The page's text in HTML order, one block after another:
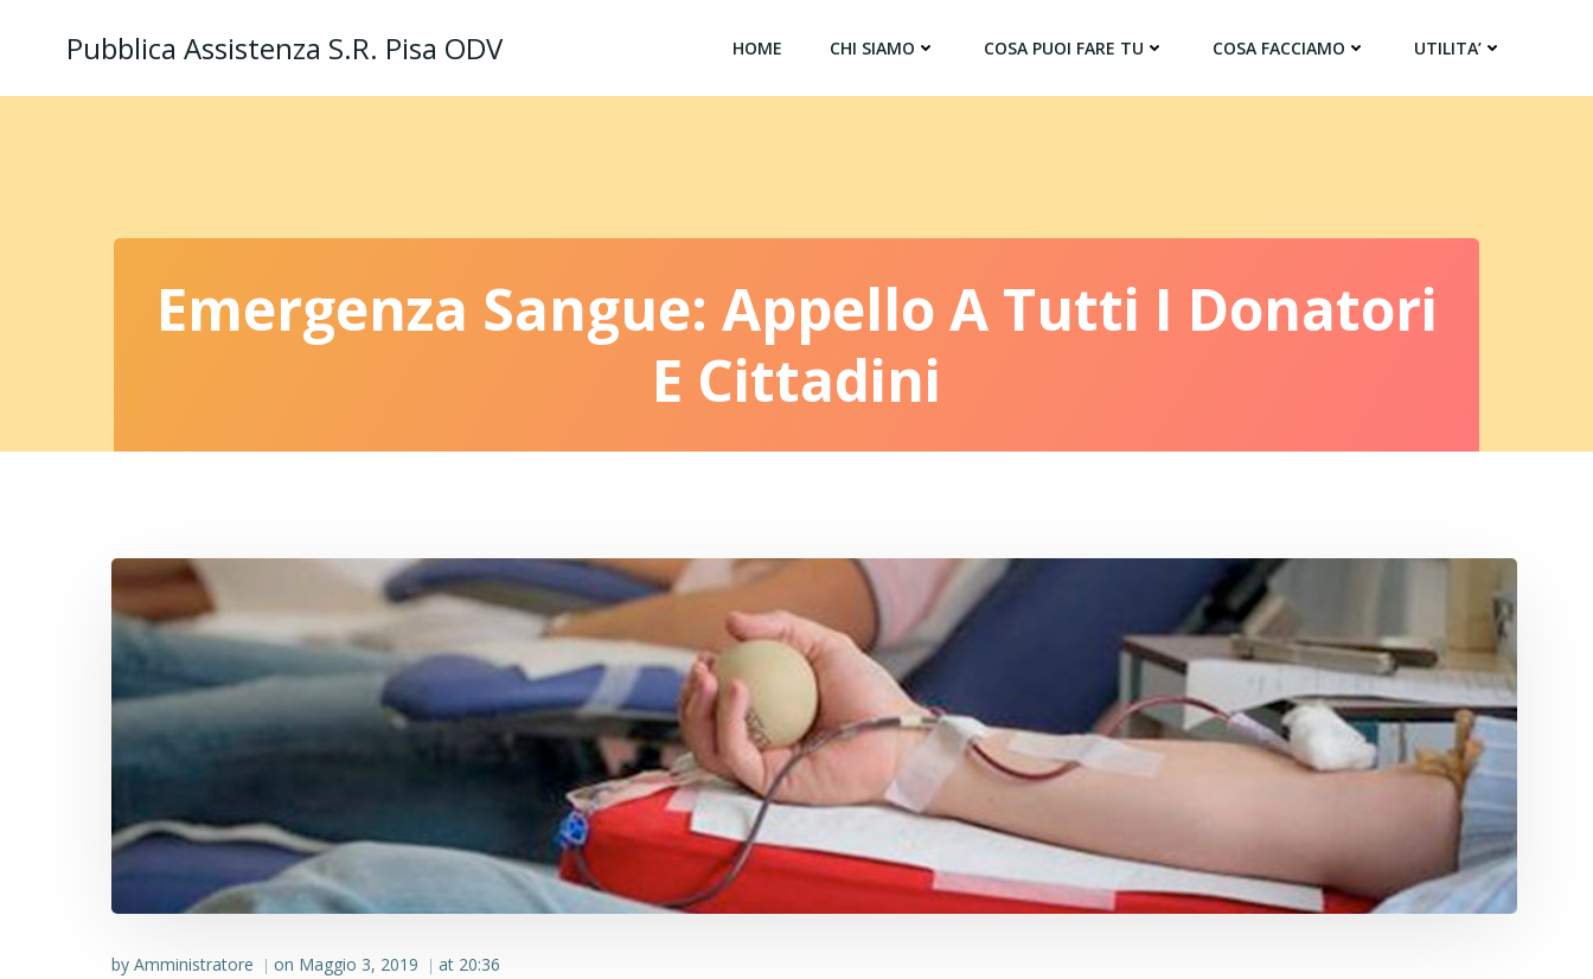
Pubblica Assistenza S.R. Pisa ODV HOME CHI SIAMO COSA PUOI FARE TU COSA FACCIAMO UTILITA’
Emergenza Sangue: Appello A Tutti I Donatori
E Cittadini
by Amministratore | on Maggio 3, 2019 | at 20:36